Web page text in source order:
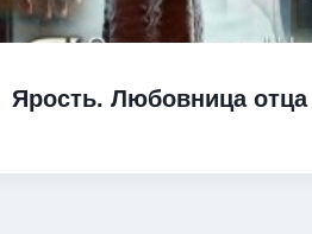
Ярость. Любовница отца